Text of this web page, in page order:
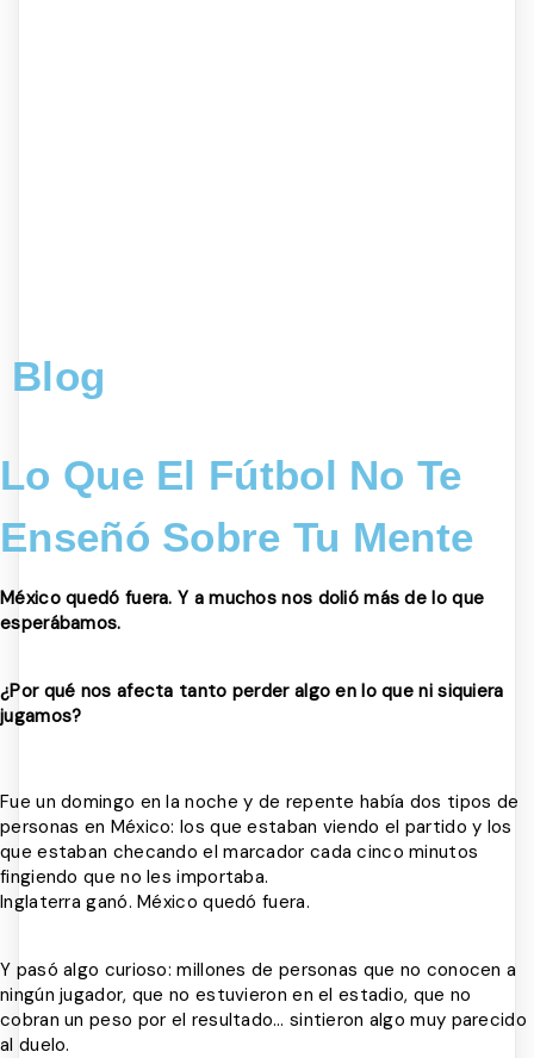
Blog
Lo Que El Fútbol No Te
Enseñó Sobre Tu Mente
México quedó fuera. Y a muchos nos dolió más de lo que
esperábamos.
¿Por qué nos afecta tanto perder algo en lo que ni siquiera
jugamos?
Fue un domingo en la noche y de repente había dos tipos de
personas en México: los que estaban viendo el partido y los
que estaban checando el marcador cada cinco minutos
fingiendo que no les importaba.
Inglaterra ganó. México quedó fuera.
Y pasó algo curioso: millones de personas que no conocen a
ningún jugador, que no estuvieron en el estadio, que no
cobran un peso por el resultado… sintieron algo muy parecido
al duelo.